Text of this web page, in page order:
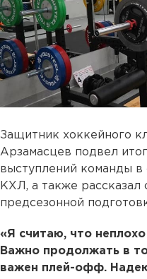
Защитник хоккейного
Арзамасцев подвел
выступлений команды в
КХЛ, а также рассказал
предсезонной
«Я считаю, что
Важно продолжать в
важен плей-офф.